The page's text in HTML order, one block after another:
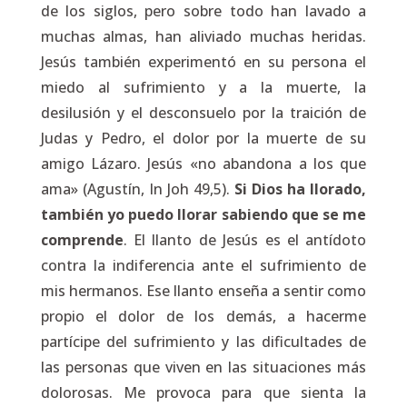
de los siglos, pero sobre todo han lavado a
muchas almas, han aliviado muchas heridas.
Jesús también experimentó en su persona el
miedo al sufrimiento y a la muerte, la
desilusión y el desconsuelo por la traición de
Judas y Pedro, el dolor por la muerte de su
amigo Lázaro. Jesús «no abandona a los que
ama» (Agustín, In Joh 49,5). Si Dios ha llorado,
también yo puedo llorar sabiendo que se me
comprende. El llanto de Jesús es el antídoto
contra la indiferencia ante el sufrimiento de
mis hermanos. Ese llanto enseña a sentir como
propio el dolor de los demás, a hacerme
partícipe del sufrimiento y las dificultades de
las personas que viven en las situaciones más
dolorosas. Me provoca para que sienta la